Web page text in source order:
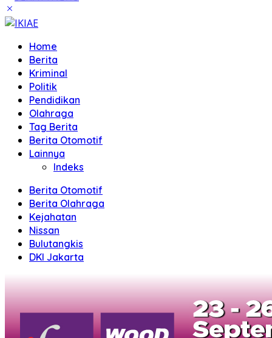
Home
Berita
Kriminal
Politik
Pendidikan
Olahraga
Tag Berita
Berita Otomotif
Lainnya
Indeks
Berita Otomotif
Berita Olahraga
Kejahatan
Nissan
Bulutangkis
DKI Jakarta